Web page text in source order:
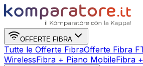
OFFERTE FIBRA
Tutte le Offerte FibraOfferte Fibra
WirelessFibra + Piano MobileFibra